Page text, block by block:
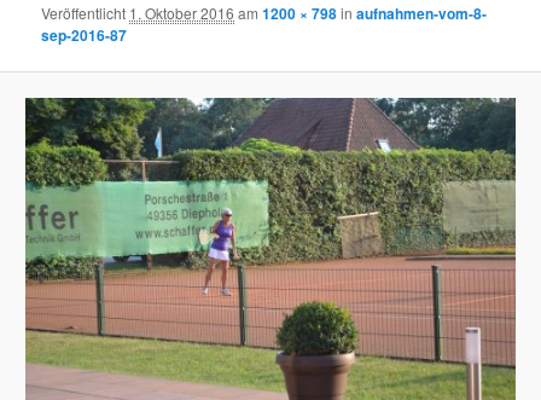
Veröffentlicht 1. Oktober 2016 am1200 × 798inaufnahmen-vom-8-
sep-2016-87